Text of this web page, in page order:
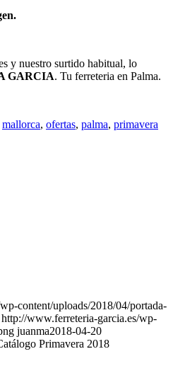
y nuestro surtido habitual, lo
GARCIA. Tu ferreteria en Palma.
mallorca, ofertas, palma, primavera
content/uploads/2018/04/portada-
http://www.ferreteria-garcia.es/wp-
juanma2018-04-20
Primavera 2018